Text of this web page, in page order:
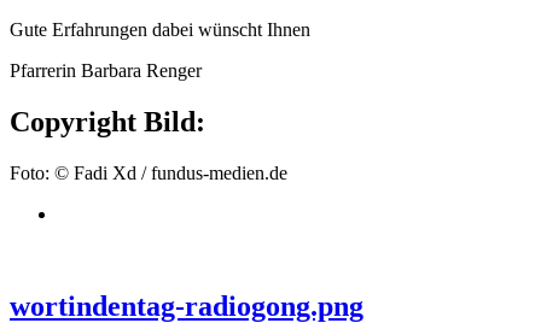
Gute Erfahrungen dabei wünscht Ihnen
Pfarrerin Barbara Renger
Copyright Bild:
Foto: © Fadi Xd / fundus-medien.de
wortindentag-radiogong.png